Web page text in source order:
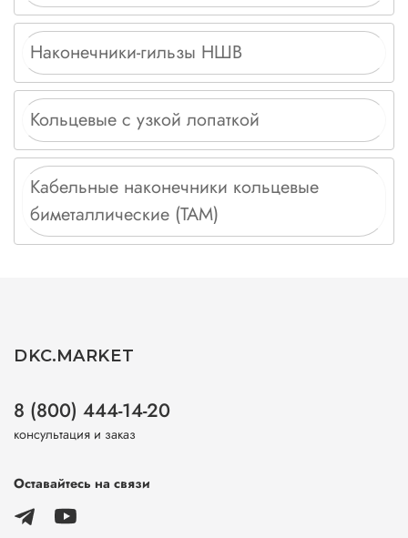
Наконечники-гильзы НШВ
Кольцевые с узкой лопаткой
Кабельные наконечники кольцевые
биметаллические (ТАМ)
DKC.MARKET
8 (800) 444-14-20
консультация и заказ
Оставайтесь на связи